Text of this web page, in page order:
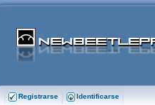
Registrarse Identificarse